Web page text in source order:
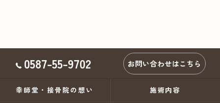
0587-55-9702 お問い合わせはこちら
幸師堂・接骨院の想い 施術内容